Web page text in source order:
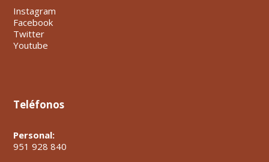
Instagram
Facebook
Twitter
Youtube
Teléfonos
Personal:
951 928 840